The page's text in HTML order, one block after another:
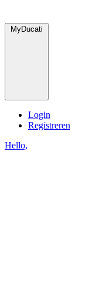
MyDucati
Login
Registreren
Hello,